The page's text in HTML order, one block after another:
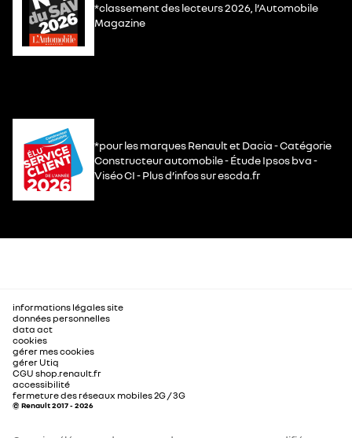
*classement des lecteurs 2026, l’Automobile
Magazine
*pour les marques Renault et Dacia - Catégorie
Constructeur automobile - Étude Ipsos bva -
Viséo CI - Plus d’infos sur escda.fr
informations légales site
données personnelles
data act
cookies
gérer mes cookies
gérer Utiq
CGU shop.renault.fr
accessibilité
fermeture des réseaux mobiles 2G / 3G
© Renault 2017 - 2026